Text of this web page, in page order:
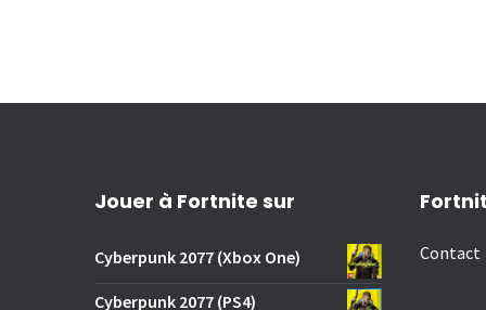
Jouer à Fortnite sur
Cyberpunk 2077 (Xbox One)
Cyberpunk 2077 (PS4)
Contact